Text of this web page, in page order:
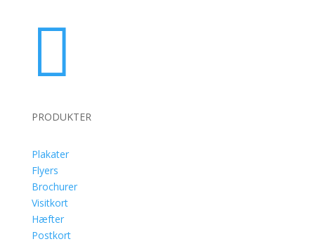

PRODUKTER
Plakater
Flyers
Brochurer
Visitkort
Hæfter
Postkort